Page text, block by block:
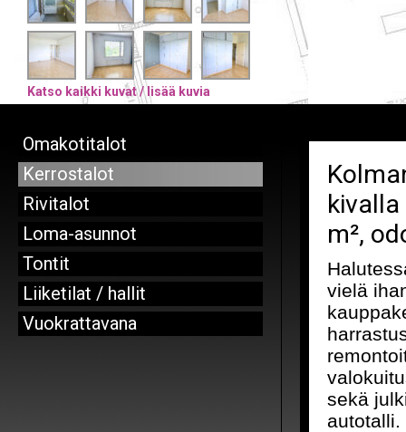
Katso kaikki kuvat / lisää kuvia
Omakotitalot
Kerrostalot
Rivitalot
Loma-asunnot
Tontit
Liiketilat / hallit
Vuokrattavana
m²,
vielä
sekä
autotalli.